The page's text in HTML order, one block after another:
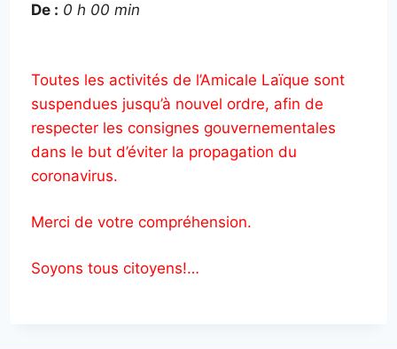
De : 0 h 00 min
Toutes les activités de l’Amicale Laïque sont
suspendues jusqu’à nouvel ordre, afin de
respecter les consignes gouvernementales
dans le but d’éviter la propagation du
coronavirus.
Merci de votre compréhension.
Soyons tous citoyens!…